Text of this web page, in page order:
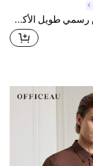
Officeau قميص رسمي طويل الأكمام بتصميم أزرار ذو لون أحادي، خريف